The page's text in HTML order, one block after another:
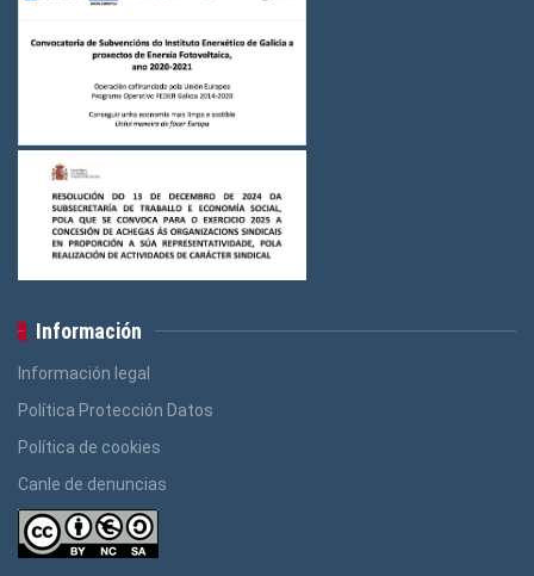
Información
Información legal
Política Protección Datos
Política de cookies
Canle de denuncias